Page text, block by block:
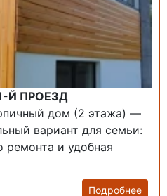
Й ПРОЕЗД
дом (2 этажа) —
вариант для семьи:
ремонта и удобная
Подробнее